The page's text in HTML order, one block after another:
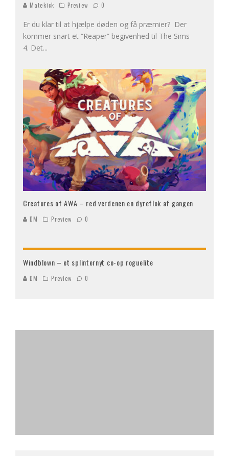
Matekick Preview 0
Er du klar til at hjælpe døden og få præmier? Der
kommer snart et “Reaper” begivenhed til The Sims
4. Det...
Creatures of AWA – red verdenen en dyreflok af gangen
DM Preview 0
Windblown – et splinternyt co-op roguelite
DM Preview 0